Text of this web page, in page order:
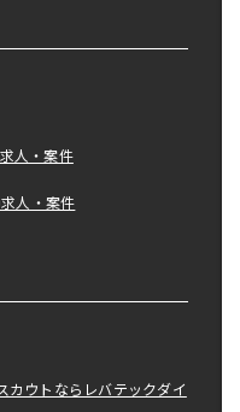
人・案件
人・案件
カウトならレバテックダイ